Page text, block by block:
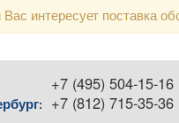
интересует поставка
+7 (495) 504-15-16
: +7 (812) 715-35-36